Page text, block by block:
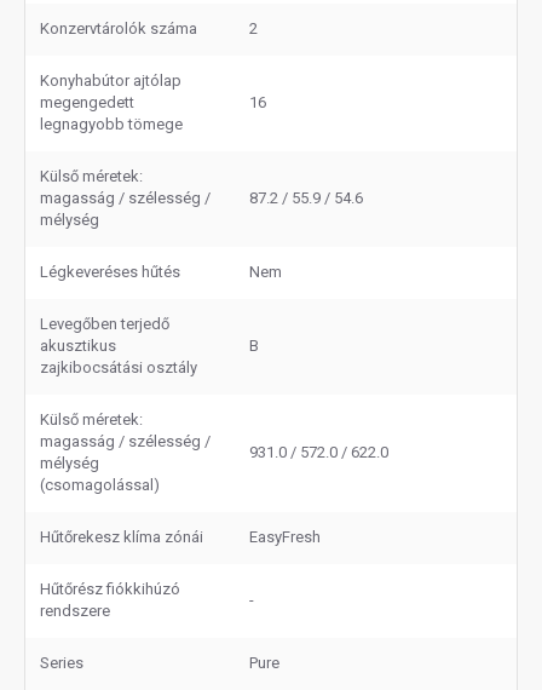
Konzervtárolók száma 2
Konyhabútor ajtólap
megengedett
legnagyobb tömege
16
Külső méretek:
magasság / szélesség /
mélység
87.2 / 55.9 / 54.6
Légkeveréses hűtés Nem
Levegőben terjedő
akusztikus
zajkibocsátási osztály
B
Külső méretek:
magasság / szélesség /
mélység
(csomagolással)
931.0 / 572.0 / 622.0
Hűtőrekesz klíma zónái EasyFresh
Hűtőrész fiókkihúzó
rendszere
-
Series Pure